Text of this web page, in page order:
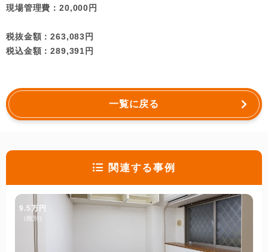
現場管理費：20,000円
税抜金額：263,083円
税込金額：289,391円
一覧に戻る
関連する事例
9.5万円
(税別)